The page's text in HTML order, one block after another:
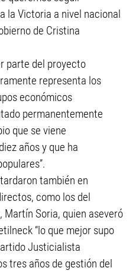
la Victoria a nivel nacional
de Cristina
parte del proyecto
representa los
económicos
permanentemente
que se viene
años y que ha
también en
como los del
Martín Soria, quien aseveró
“lo que mejor supo
Justicialista
tres años de gestión del